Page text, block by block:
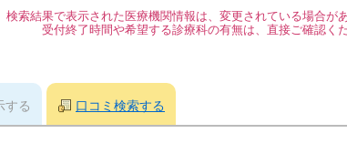
検索結果で表示された医療機関情報は、変更されている場合が
受付終了時間や希望する診療科の有無は、直接ご確認くだ
する 口コミ検索する